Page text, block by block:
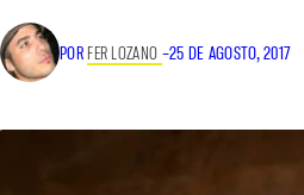
POR FER LOZANO –25 DE AGOSTO, 2017